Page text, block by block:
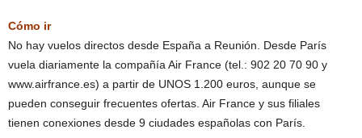
Cómo ir
No hay vuelos directos desde España a Reunión. Desde París
vuela diariamente la compañía Air France (tel.: 902 20 70 90 y
www.airfrance.es) a partir de UNOS 1.200 euros, aunque se
pueden conseguir frecuentes ofertas. Air France y sus filiales
tienen conexiones desde 9 ciudades españolas con París.